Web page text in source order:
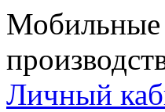
Мобильные
Личный